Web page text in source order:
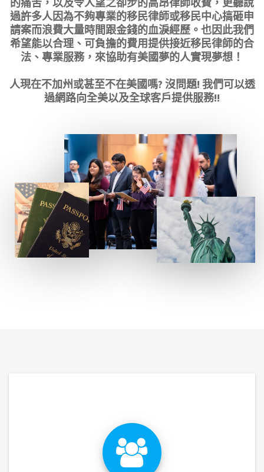
的痛苦，以及令人望之卻步的高昂律師收費，更聽說
過許多人因為不夠專業的移民律師或移民中心搞砸申
請案而浪費大量時間跟金錢的血淚經歷。也因此我們
希望能以合理、可負擔的費用提供接近移民律師的合
法、專業服務，來協助有美國夢的人實現夢想！
人現在不加州或甚至不在美國嗎? 沒問題! 我們可以透
過網路向全美以及全球客戶提供服務!!